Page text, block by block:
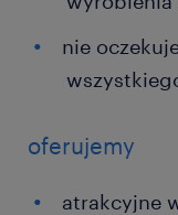
nie
oferujemy
atrakcyjne